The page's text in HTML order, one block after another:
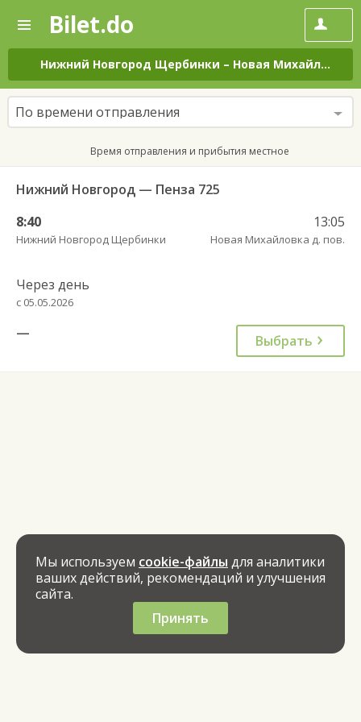
—
Поиск
и
покупка
билетов
на
автобус
онлайн
Bilet.do
Нижний Новгород Щербинки – Новая Михайловка д. пов.
По времени отправления
Время отправления и прибытия местное
Нижний Новгород — Пенза 725
8:40
Нижний Новгород Щербинки
13:05
Новая Михайловка д. пов.
Через день
с 05.05.2026
— Выбрать
Мы используем cookie-файлы для аналитики
ваших действий, рекомендаций и улучшения
сайта.
Принять